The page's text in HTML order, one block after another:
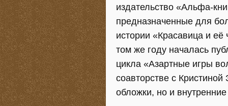
издательство «Альфа-
предназначенные для
истории «Красавица и
том же году началась
цикла «Азартные игры
соавторстве с
обложки, но и